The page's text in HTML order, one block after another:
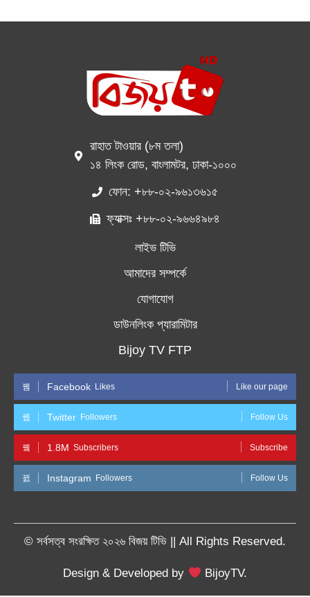
রাহাত টাওয়ার (৮ম তলা)
১৪ লিংক রোড, বাংলামটর, ঢাকা-১০০০
ফোন: +৮৮-০২-৯৬১৩৬১৫
ফ্যাক্সঃ +৮৮-০২-৯৬৬৪৯৮৪
লাইভ টিভি
আমাদের সম্পর্কে
যোগাযোগ
ডাউনলিংক প্যারামিটার
Bijoy TV FTP
Facebook Likes Like our page
Twitter Followers Follow Us
1.8M Subscribers Subscribe
Instagram Followers Follow Us
© সর্বসত্ব সংরক্ষিত ২০২৬ বিজয় টিভি || All Rights Reserved.
Design & Developed by BijoyTV.